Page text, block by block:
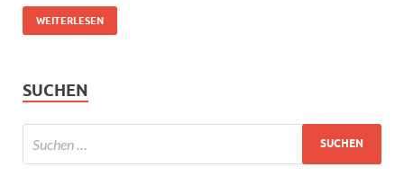
WEITERLESEN
SUCHEN